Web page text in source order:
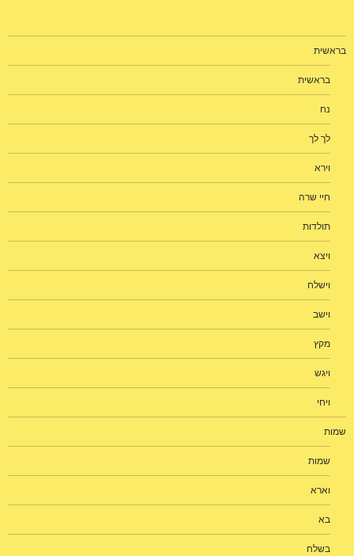
בראשית
בראשית
נח
לך לך
וירא
חיי שרה
תולדות
ויצא
וישלח
וישב
מקץ
ויגש
ויחי
שמות
שמות
וארא
בא
בשלח